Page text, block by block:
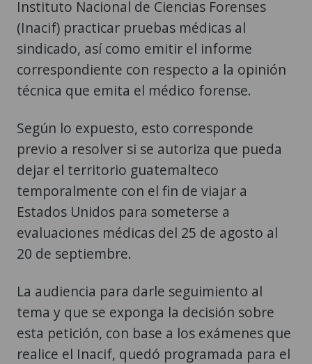
Instituto Nacional de Ciencias Forenses
(Inacif) practicar pruebas médicas al
sindicado, así como emitir el informe
correspondiente con respecto a la opinión
técnica que emita el médico forense.
Según lo expuesto, esto corresponde
previo a resolver si se autoriza que pueda
dejar el territorio guatemalteco
temporalmente con el fin de viajar a
Estados Unidos para someterse a
evaluaciones médicas del 25 de agosto al
20 de septiembre.
La audiencia para darle seguimiento al
tema y que se exponga la decisión sobre
esta petición, con base a los exámenes que
realice el Inacif, quedó programada para el